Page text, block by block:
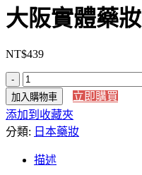
大阪實體藥
NT$439
【日
本
直
送】
本
加入購物車
立即購買
添加到收藏夾
分類: 日本藥妝
描述